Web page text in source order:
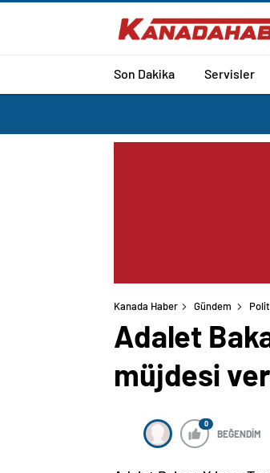
Son Dakika Servisler
Kanada Haber Gündem
Adalet
müjdesi
0
BEĞENDİM